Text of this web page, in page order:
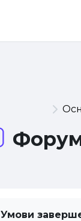
Форум
Умови